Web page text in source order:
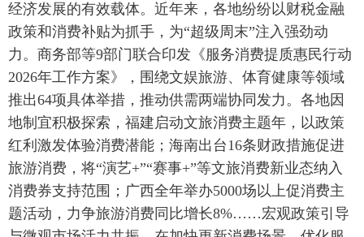
经济发展的有效载体。近年来，各地纷纷以财税金融
政策和消费补贴为抓手，为“超级周末”注入强劲动
力。商务部等9部门联合印发《服务消费提质惠民行动
2026年工作方案》，围绕文娱旅游、体育健康等领域
推出64项具体举措，推动供需两端协同发力。各地因
地制宜积极探索，福建启动文旅消费主题年，以政策
红利激发体验消费潜能；海南出台16条财政措施促进
旅游消费，将“演艺+”“赛事+”等文旅消费新业态纳入
消费券支持范围；广西全年举办5000场以上促消费主
题活动，力争旅游消费同比增长8%……宏观政策引导